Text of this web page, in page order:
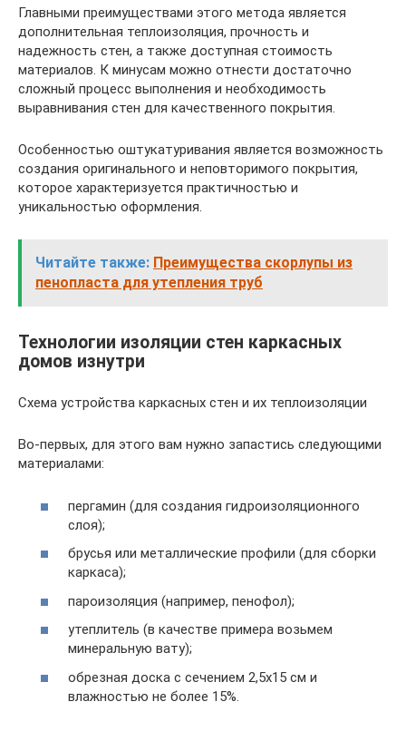
Главными преимуществами этого метода является
дополнительная теплоизоляция, прочность и
надежность стен, а также доступная стоимость
материалов. К минусам можно отнести достаточно
сложный процесс выполнения и необходимость
выравнивания стен для качественного покрытия.
Особенностью оштукатуривания является возможность
создания оригинального и неповторимого покрытия,
которое характеризуется практичностью и
уникальностью оформления.
Читайте также: Преимущества скорлупы из
пенопласта для утепления труб
Технологии изоляции стен каркасных
домов изнутри
Схема устройства каркасных стен и их теплоизоляции
Во-первых, для этого вам нужно запастись следующими
материалами:
пергамин (для создания гидроизоляционного
слоя);
брусья или металлические профили (для сборки
каркаса);
пароизоляция (например, пенофол);
утеплитель (в качестве примера возьмем
минеральную вату);
обрезная доска с сечением 2,5х15 см и
влажностью не более 15%.